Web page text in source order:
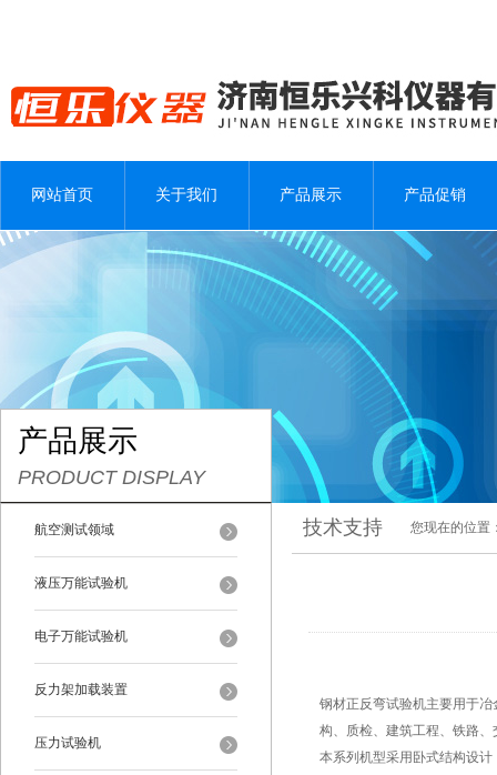
网站首页 关于我们 产品展示 产品促销
产品展示
PRODUCT DISPLAY
航空测试领域
液压万能试验机
电子万能试验机
反力架加载装置
压力试验机
技术支持 您现在的位置
钢材正反弯试验机主要用于
构、质检、建筑工程、铁路
本系列机型采用卧式结构设